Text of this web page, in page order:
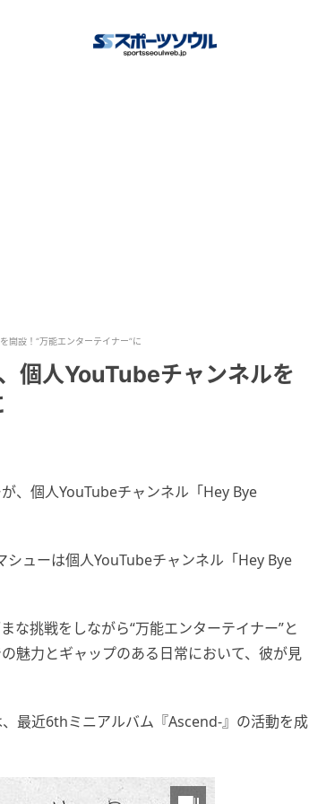
開設！“万能エンターテイナー”に
個人YouTubeチャンネルを
、個人YouTubeチャンネル「Hey Bye
シューは個人YouTubeチャンネル「Hey Bye
な挑戦をしながら“万能エンターテイナー”と
魅力とギャップのある日常において、彼が見
最近6thミニアルバム『Ascend-』の活動を成